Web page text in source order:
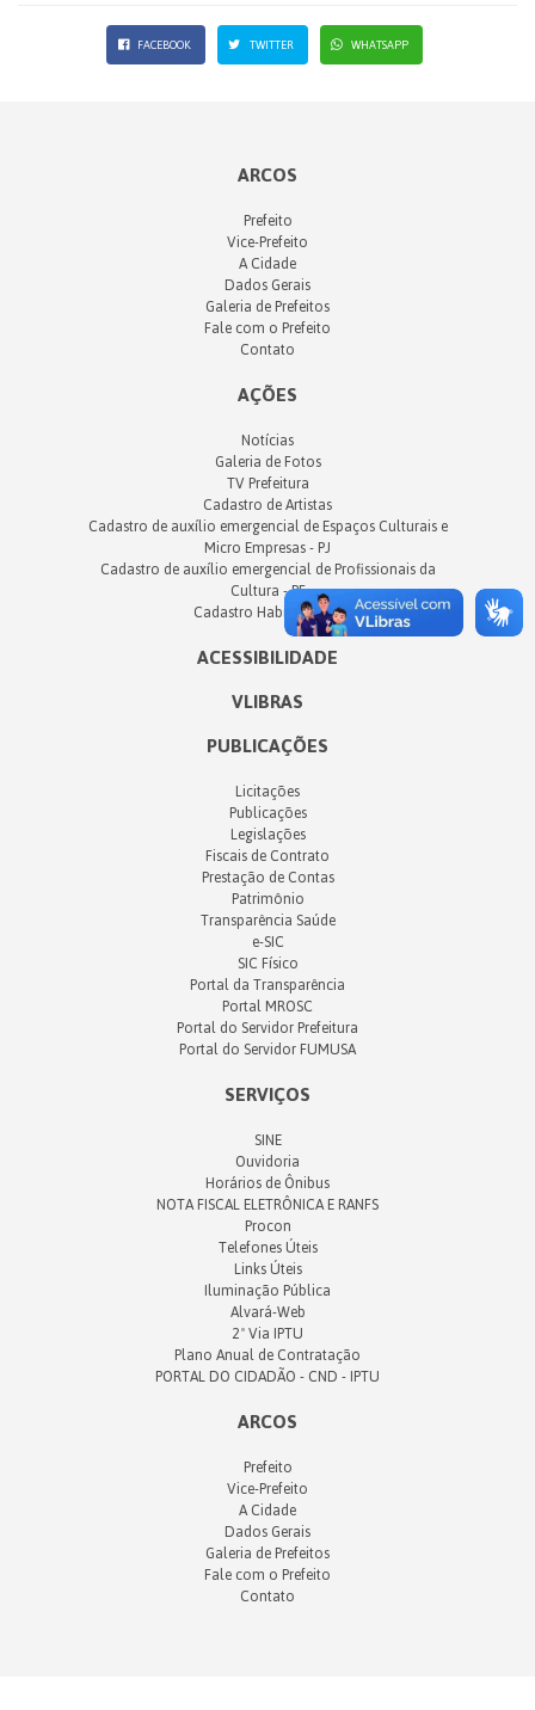
FACEBOOK TWITTER WHATSAPP
ARCOS
Prefeito
Vice-Prefeito
A Cidade
Dados Gerais
Galeria de Prefeitos
Fale com o Prefeito
Contato
AÇÕES
Notícias
Galeria de Fotos
TV Prefeitura
Cadastro de Artistas
Cadastro de auxílio emergencial de Espaços Culturais e
Micro Empresas - PJ
Cadastro de auxílio emergencial de Profissionais da
Cultura - PF
Cadastro Habitacional
ACESSIBILIDADE
VLIBRAS
PUBLICAÇÕES
Licitações
Publicações
Legislações
Fiscais de Contrato
Prestação de Contas
Patrimônio
Transparência Saúde
e-SIC
SIC Físico
Portal da Transparência
Portal MROSC
Portal do Servidor Prefeitura
Portal do Servidor FUMUSA
SERVIÇOS
SINE
Ouvidoria
Horários de Ônibus
NOTA FISCAL ELETRÔNICA E RANFS
Procon
Telefones Úteis
Links Úteis
Iluminação Pública
Alvará-Web
2ª Via IPTU
Plano Anual de Contratação
PORTAL DO CIDADÃO - CND - IPTU
ARCOS
Prefeito
Vice-Prefeito
A Cidade
Dados Gerais
Galeria de Prefeitos
Fale com o Prefeito
Contato